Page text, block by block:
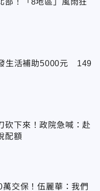
生活補助5000元 149
砍下來！政院急喊：赴
配額
交保！伍麗華：我們